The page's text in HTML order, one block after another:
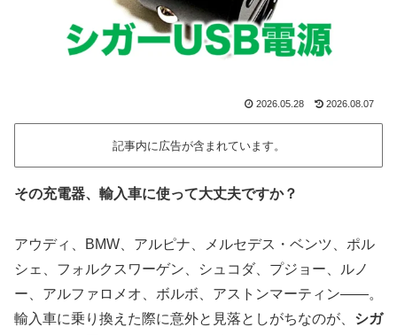
2026.05.28 2026.08.07
記事内に広告が含まれています。
その充電器、輸入車に使って大丈夫ですか？
アウディ、BMW、アルピナ、メルセデス・ベンツ、ポル
シェ、フォルクスワーゲン、シュコダ、プジョー、ルノ
ー、アルファロメオ、ボルボ、アストンマーティン——。
輸入車に乗り換えた際に意外と見落としがちなのが、 シガ